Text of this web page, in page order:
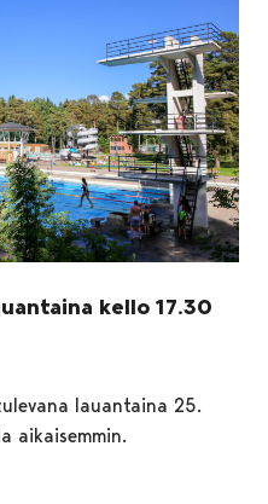
kello 17.30
lauantaina 25.
aikaisemmin.